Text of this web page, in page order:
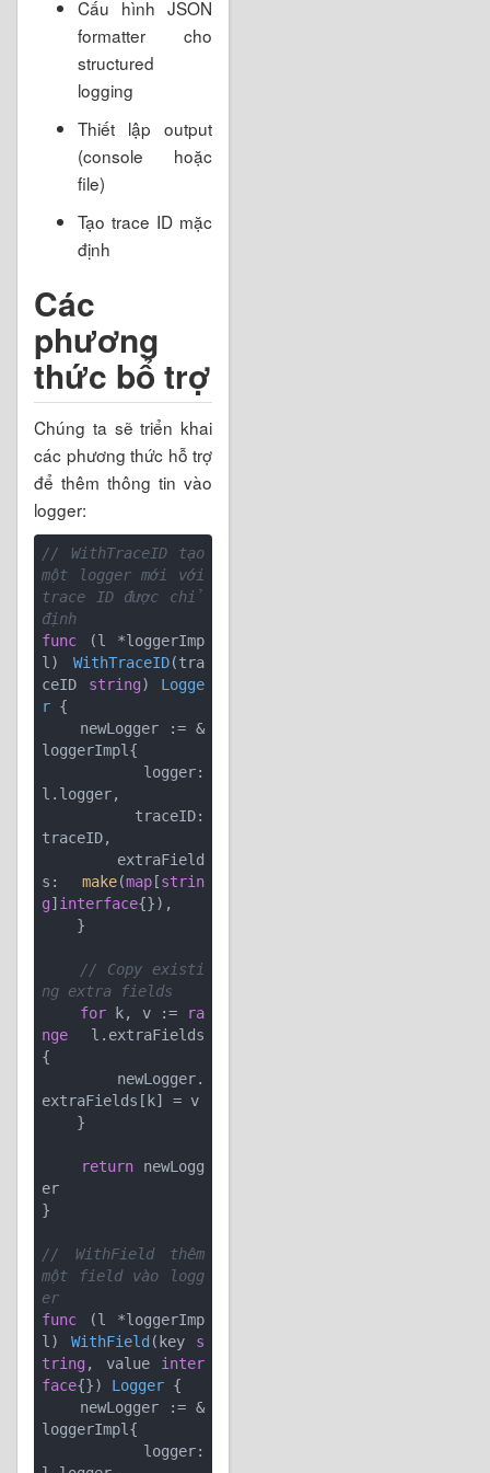
Cấu hình JSON
formatter cho
structured
logging
Thiết lập output
(console hoặc
file)
Tạo trace ID mặc
định
Các
phương
thức bổ trợ
Chúng ta sẽ triển khai
các phương thức hỗ trợ
để thêm thông tin vào
logger:
// WithTraceID tạo
một logger mới với
trace ID được chỉ
định
func
(l *loggerImp
l)
WithTraceID(tra
ceID string)
Logge
r {
loggerImpl{
l.logger,
traceID,
s: make(map[strin
g] interface{}),
// Copy existi
ng extra fields
for k, v :=
ra
nge l.extraFields
{
extraFields[k] = v
return newLogg
er
}
// WithField thêm
một field vào logg
er
func
(l *loggerImp
l)
WithField (key s
tring , value inter
face{}) Logger {
loggerImpl{